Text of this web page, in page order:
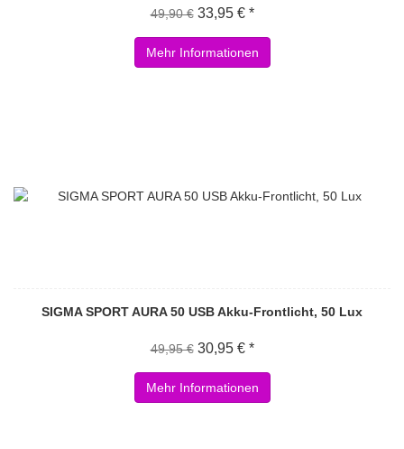
49,90 € 33,95 € *
Mehr Informationen
SIGMA SPORT AURA 50 USB Akku-Frontlicht, 50 Lux
49,95 € 30,95 € *
Mehr Informationen